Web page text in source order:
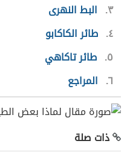
٣
البط النهرى
٤ طائر الكاكابو
٥ طائر تاكاهي
٦ المراجع
ذات صلة